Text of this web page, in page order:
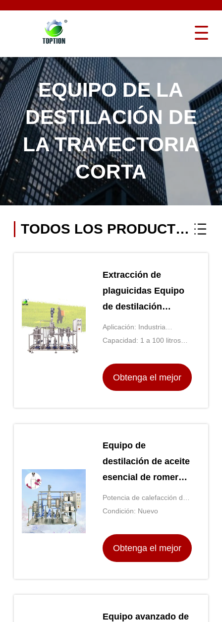
EQUIPO DE LA
DESTILACIÓN DE
LA TRAYECTORIA
CORTA
TODOS LOS PRODUCTOS
Extracción de
plaguicidas Equipo
de destilación
molecular
Purificación de
Aplicación: Industria
química, industria
alimentaria
Capacidad: 1 a 100 litros
Obtenga el mejor
Equipo de
destilación de aceite
esencial de romero
de perfumes
Potencia de calefacción del
manto: Las demás:
Condición: Nuevo
Obtenga el mejor
Equipo avanzado de